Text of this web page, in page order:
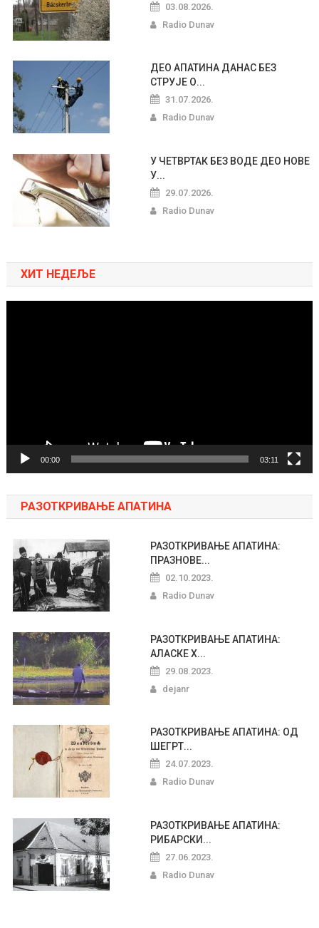
03.08.2026.
Radio Dunav
ДЕО АПАТИНА ДАНАС БЕЗ
СТРУЈЕ О...
31.07.2026.
Radio Dunav
У ЧЕТВРТАК БЕЗ ВОДЕ ДЕО НОВЕ
У...
29.07.2026.
Radio Dunav
ХИТ НЕДЕЉЕ
00:00 03:11
РАЗОТКРИВАЊЕ АПАТИНА
РАЗОТКРИВАЊЕ АПАТИНА:
ПРАЗНОВЕ...
02.10.2023.
Radio Dunav
РАЗОТКРИВАЊЕ АПАТИНА:
АЛАСКЕ Х...
29.08.2023.
dejanr
РАЗОТКРИВАЊЕ АПАТИНА: ОД
ШЕГРТ...
24.07.2023.
Radio Dunav
РАЗОТКРИВАЊЕ АПАТИНА:
РИБАРСКИ...
27.06.2023.
Radio Dunav